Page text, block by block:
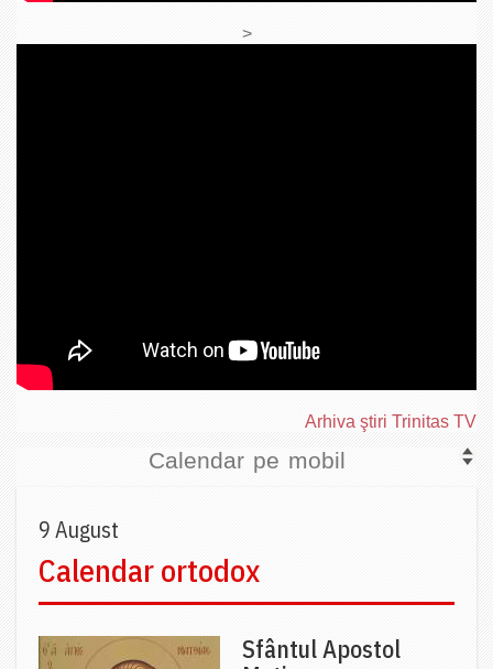
>
Arhiva ştiri Trinitas TV
Calendar pe mobil
9 August
Calendar ortodox
Sfântul Apostol